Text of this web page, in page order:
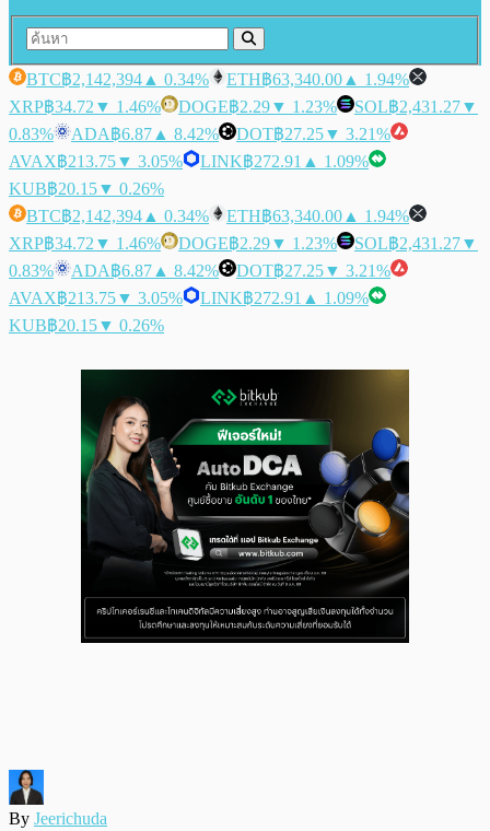
BTC฿2,142,394 ▲ 0.34% ETH฿63,340.00 ▲ 1.94%
XRP฿34.72 ▼ 1.46% DOGE฿2.29▼ 1.23% SOL฿2,431.27▼
0.83%
ADA฿6.87 ▲ 8.42% DOT฿27.25▼ 3.21%
AVAX฿213.75▼ 3.05% LINK฿272.91 ▲ 1.09%
KUB฿20.15▼ 0.26%
BTC฿2,142,394 ▲ 0.34% ETH฿63,340.00 ▲ 1.94%
XRP฿34.72 ▼ 1.46% DOGE฿2.29▼ 1.23% SOL฿2,431.27▼
0.83%
ADA฿6.87 ▲ 8.42% DOT฿27.25▼ 3.21%
AVAX฿213.75▼ 3.05% LINK฿272.91 ▲ 1.09%
KUB฿20.15▼ 0.26%
By Jeerichuda